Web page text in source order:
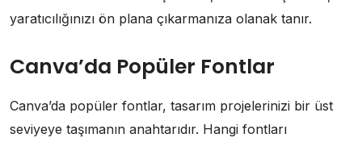
yaratıcılığınızı ön plana çıkarmanıza olanak tanır.
Canva’da Popüler Fontlar
Canva’da popüler fontlar, tasarım projelerinizi bir üst
seviyeye taşımanın anahtarıdır. Hangi fontları